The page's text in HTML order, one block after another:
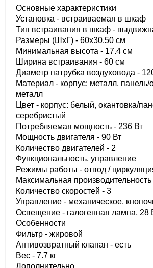
Основные характеристики
Установка - встраиваемая в шкаф
Тип встраивания в шкаф -
Размеры (ШхГ) - 60х30.50 см
Минимальная высота - 17.4 см
Ширина встраивания - 60 см
Диаметр патрубка воздуховода -
Материал - корпус: металл, панель/
металл
Цвет - корпус: белый, окантовка/
серебристый
Потребляемая мощность - 236 Вт
Мощность двигателя - 90 Вт
Количество двигателей - 2
Функциональность, управление
Режимы работы - отвод /
Максимальная
Количество скоростей - 3
Управление - механическое,
Освещение - галогенная лампа, 28
Особенности
Фильтр - жировой
Антивозвратный клапан - есть
Вес - 7.7 кг
Дополнительно